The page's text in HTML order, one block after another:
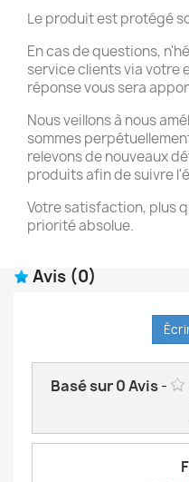
Le produit est protégé
En cas de questions,
service clients via votre
réponse vous sera
Nous veillons à nous
sommes
relevons de nouveaux
produits afin de suivre
Votre satisfaction, plus
priorité absolue.
Avis (0)
Basé sur0Avis-